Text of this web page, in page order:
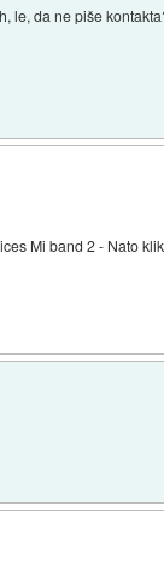
le, da ne piše
Mi band 2 - Nato